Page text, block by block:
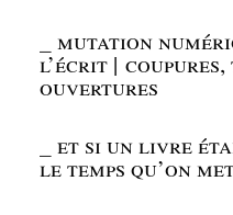
_mutation
l’écrit |
ouvertures
_et si un livre
le temps qu’on